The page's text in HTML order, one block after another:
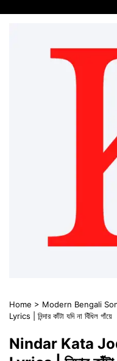
Home > Modern Bengali
Lyrics | নিন্দার কাঁটা যদি না বিঁধিল গাঁয়ে
Nindar Kata